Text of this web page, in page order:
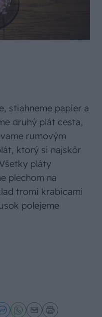
stiahneme papier a
druhý plát cesta,
rumovým
ktorý si najskôr
pláty
plechom na
tromi krabicami
polejeme